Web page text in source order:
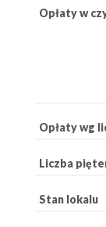
Opłaty w
Opłaty wg
Liczba
Stan lokalu